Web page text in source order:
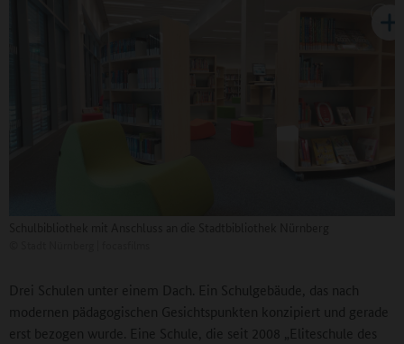
Drei Schulen unter einem Dach. Ein Schulgebäude, das nach
modernen pädagogischen Gesichtspunkten konzipiert und gerade
erst bezogen wurde. Eine Schule, die seit 2008 „Eliteschule des